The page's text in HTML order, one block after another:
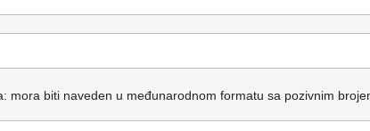
mora biti naveden u međunarodnom formatu sa pozivnim